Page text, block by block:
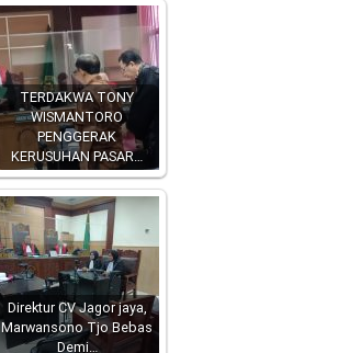
TERDAKWA TONY
WISMANTORO
PENGGERAK
KERUSUHAN PASAR…
Direktur CV Jagor jaya,
Marwansono Tjo Bebas
Demi…